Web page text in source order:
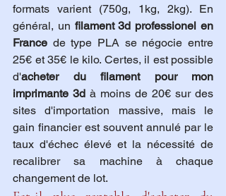
formats varient (750g, 1kg, 2kg). En
général, un filament 3d professionel en
France de type PLA se négocie entre
25€ et 35€ le kilo. Certes, il est possible
d'acheter du filament pour mon
imprimante 3d à moins de 20€ sur des
sites d'importation massive, mais le
gain financier est souvent annulé par le
taux d'échec élevé et la nécessité de
recalibrer sa machine à chaque
changement de lot.